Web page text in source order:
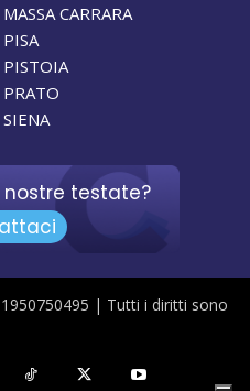
MASSA CARRARA
PISA
PISTOIA
PRATO
SIENA
testate?
| Tutti i diritti sono